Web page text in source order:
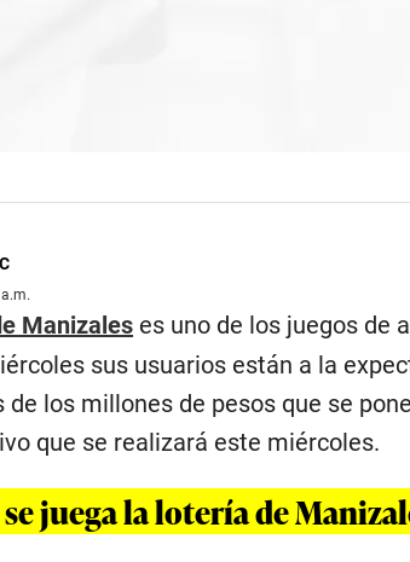
Manizales es uno de los juegos de
sus usuarios están a la
de los millones de pesos que se
que se realizará este miércoles.
juega la lotería de